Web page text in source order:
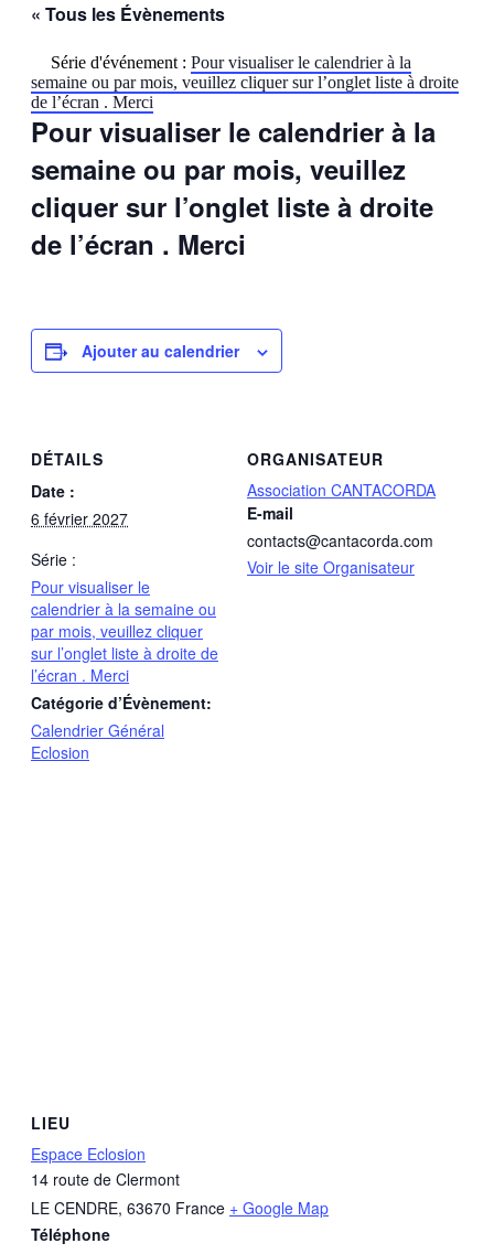
« Tous les Évènements
Série d'événement : Pour visualiser le calendrier à la
semaine ou par mois, veuillez cliquer sur l’onglet liste à droite
de l’écran . Merci
Pour visualiser le calendrier à la
semaine ou par mois, veuillez
cliquer sur l’onglet liste à droite
de l’écran . Merci
Ajouter au calendrier
DÉTAILS
Date :
6 février 2027
Série :
Pour visualiser le
calendrier à la semaine ou
par mois, veuillez cliquer
sur l’onglet liste à droite de
l’écran . Merci
Catégorie d’Évènement:
Calendrier Général
Eclosion
ORGANISATEUR
Association CANTACORDA
E-mail
contacts@cantacorda.com
Voir le site Organisateur
LIEU
Espace Eclosion
14 route de Clermont
LE CENDRE, 63670 France + Google Map
Téléphone